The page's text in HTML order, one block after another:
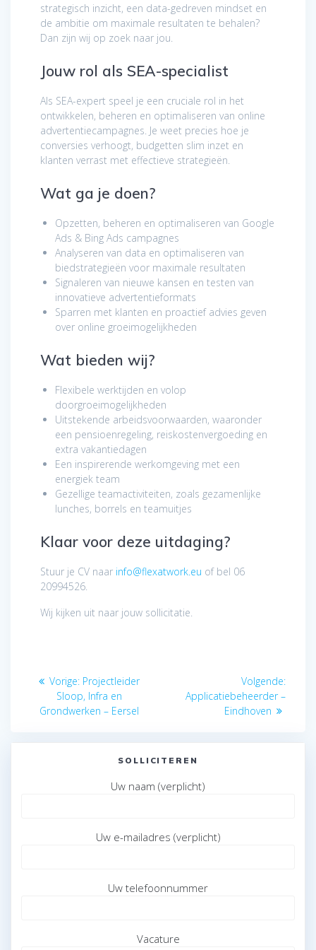
strategisch inzicht, een data-gedreven mindset en
de ambitie om maximale resultaten te behalen?
Dan zijn wij op zoek naar jou.
Jouw rol als SEA-specialist
Als SEA-expert speel je een cruciale rol in het
ontwikkelen, beheren en optimaliseren van online
advertentiecampagnes. Je weet precies hoe je
conversies verhoogt, budgetten slim inzet en
klanten verrast met effectieve strategieën.
Wat ga je doen?
Opzetten, beheren en optimaliseren van Google
Ads & Bing Ads campagnes
Analyseren van data en optimaliseren van
biedstrategieën voor maximale resultaten
Signaleren van nieuwe kansen en testen van
innovatieve advertentieformats
Sparren met klanten en proactief advies geven
over online groeimogelijkheden
Wat bieden wij?
Flexibele werktijden en volop
doorgroeimogelijkheden
Uitstekende arbeidsvoorwaarden, waaronder
een pensioenregeling, reiskostenvergoeding en
extra vakantiedagen
Een inspirerende werkomgeving met een
energiek team
Gezellige teamactiviteiten, zoals gezamenlijke
lunches, borrels en teamuitjes
Klaar voor deze uitdaging?
Stuur je CV naar info@flexatwork.eu of bel 06
20994526.
Wij kijken uit naar jouw sollicitatie.
Bericht
navigatie
Vorige: Vorig
bericht:
Projectleider
Sloop, Infra en
Grondwerken – Eersel
Volgende:
Applicatiebeheerder –
Eindhoven
SOLLICITEREN
Uw naam (verplicht)
Uw e-mailadres (verplicht)
Uw telefoonnummer
Vacature